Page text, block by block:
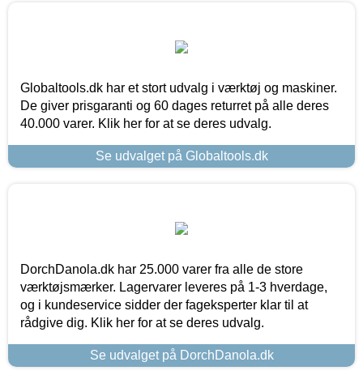
Globaltools.dk har et stort udvalg i værktøj og maskiner.
De giver prisgaranti og 60 dages returret på alle deres
40.000 varer. Klik her for at se deres udvalg.
Se udvalget på Globaltools.dk
DorchDanola.dk har 25.000 varer fra alle de store
værktøjsmærker. Lagervarer leveres på 1-3 hverdage,
og i kundeservice sidder der fageksperter klar til at
rådgive dig. Klik her for at se deres udvalg.
Se udvalget på DorchDanola.dk